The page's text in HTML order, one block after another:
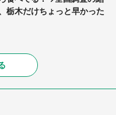
栃木だけちょっと早かった